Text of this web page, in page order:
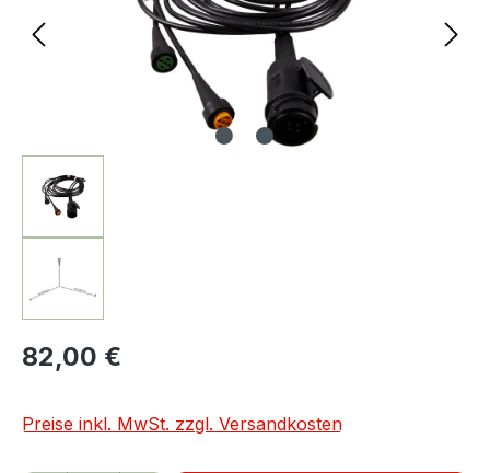
82,00 €
Preise inkl. MwSt. zzgl. Versandkosten